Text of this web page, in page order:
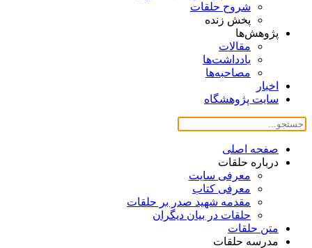
شروح حلقات
پخش زنده
پژوهش‌ها
مقالات
یادداشت‌ها
مصاحبه‌ها
اخبار
سایت پژوهشگاه
صفحه اصلی
درباره حلقات
معرفی سایت
معرفی کتاب
مقدمه شهید صدر بر حلقات
حلقات در بیان دیگران
متن حلقات
مدرسه حلقات